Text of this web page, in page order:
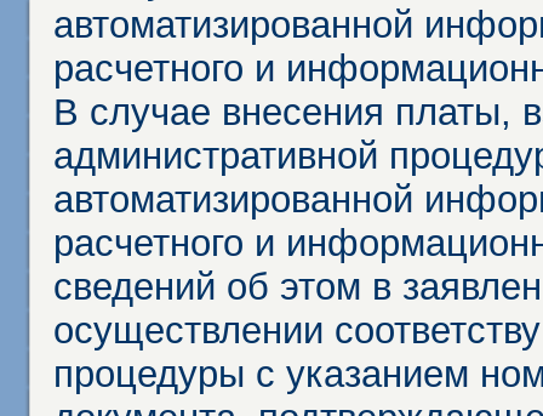
автоматизированной
расчетного и
В случае внесения платы,
административной
автоматизированной
расчетного и
сведений об этом в
осуществлении
процедуры с указанием